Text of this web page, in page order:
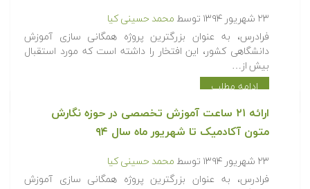
۲۳ شهریور ۱۳۹۴ توسط محمد حسینی کیا
فرادرس، به عنوان بزرگترین پروژه همگانی سازی آموزش
دانشگاهی کشور، این افتخار را داشته است که مورد استقبال
بیش از…
ادامه مطلب
ارائه ۲۱ ساعت آموزش تخصصی در حوزه نگارش
متون آکادمیک تا شهریور ماه سال ۹۴
۲۳ شهریور ۱۳۹۴ توسط محمد حسینی کیا
فرادرس، به عنوان بزرگترین پروژه همگانی سازی آموزش